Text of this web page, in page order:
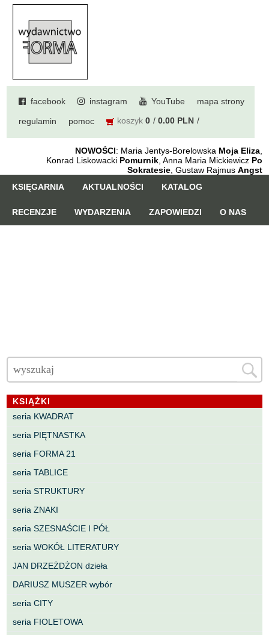
facebook instagram YouTube mapa strony
regulamin pomoc koszyk 0 0.00 PLN
NOWOŚCI: Maria Jentys-Borelowska Moja Eliza,
Konrad Liskowacki Pomurnik, Anna Maria Mickiewicz Po
Sokratesie, Gustaw Rajmus Angst
KSIĘGARNIA
AKTUALNOŚCI KATALOG
RECENZJE WYDARZENIA ZAPOWIEDZI O NAS
KSIĄŻKI
seria KWADRAT
seria PIĘTNASTKA
seria FORMA 21
seria TABLICE
seria STRUKTURY
seria ZNAKI
seria SZESNAŚCIE I PÓŁ
seria WOKÓŁ LITERATURY
JAN DRZEŻDŻON dzieła
DARIUSZ MUSZER wybór
seria CITY
seria FIOLETOWA